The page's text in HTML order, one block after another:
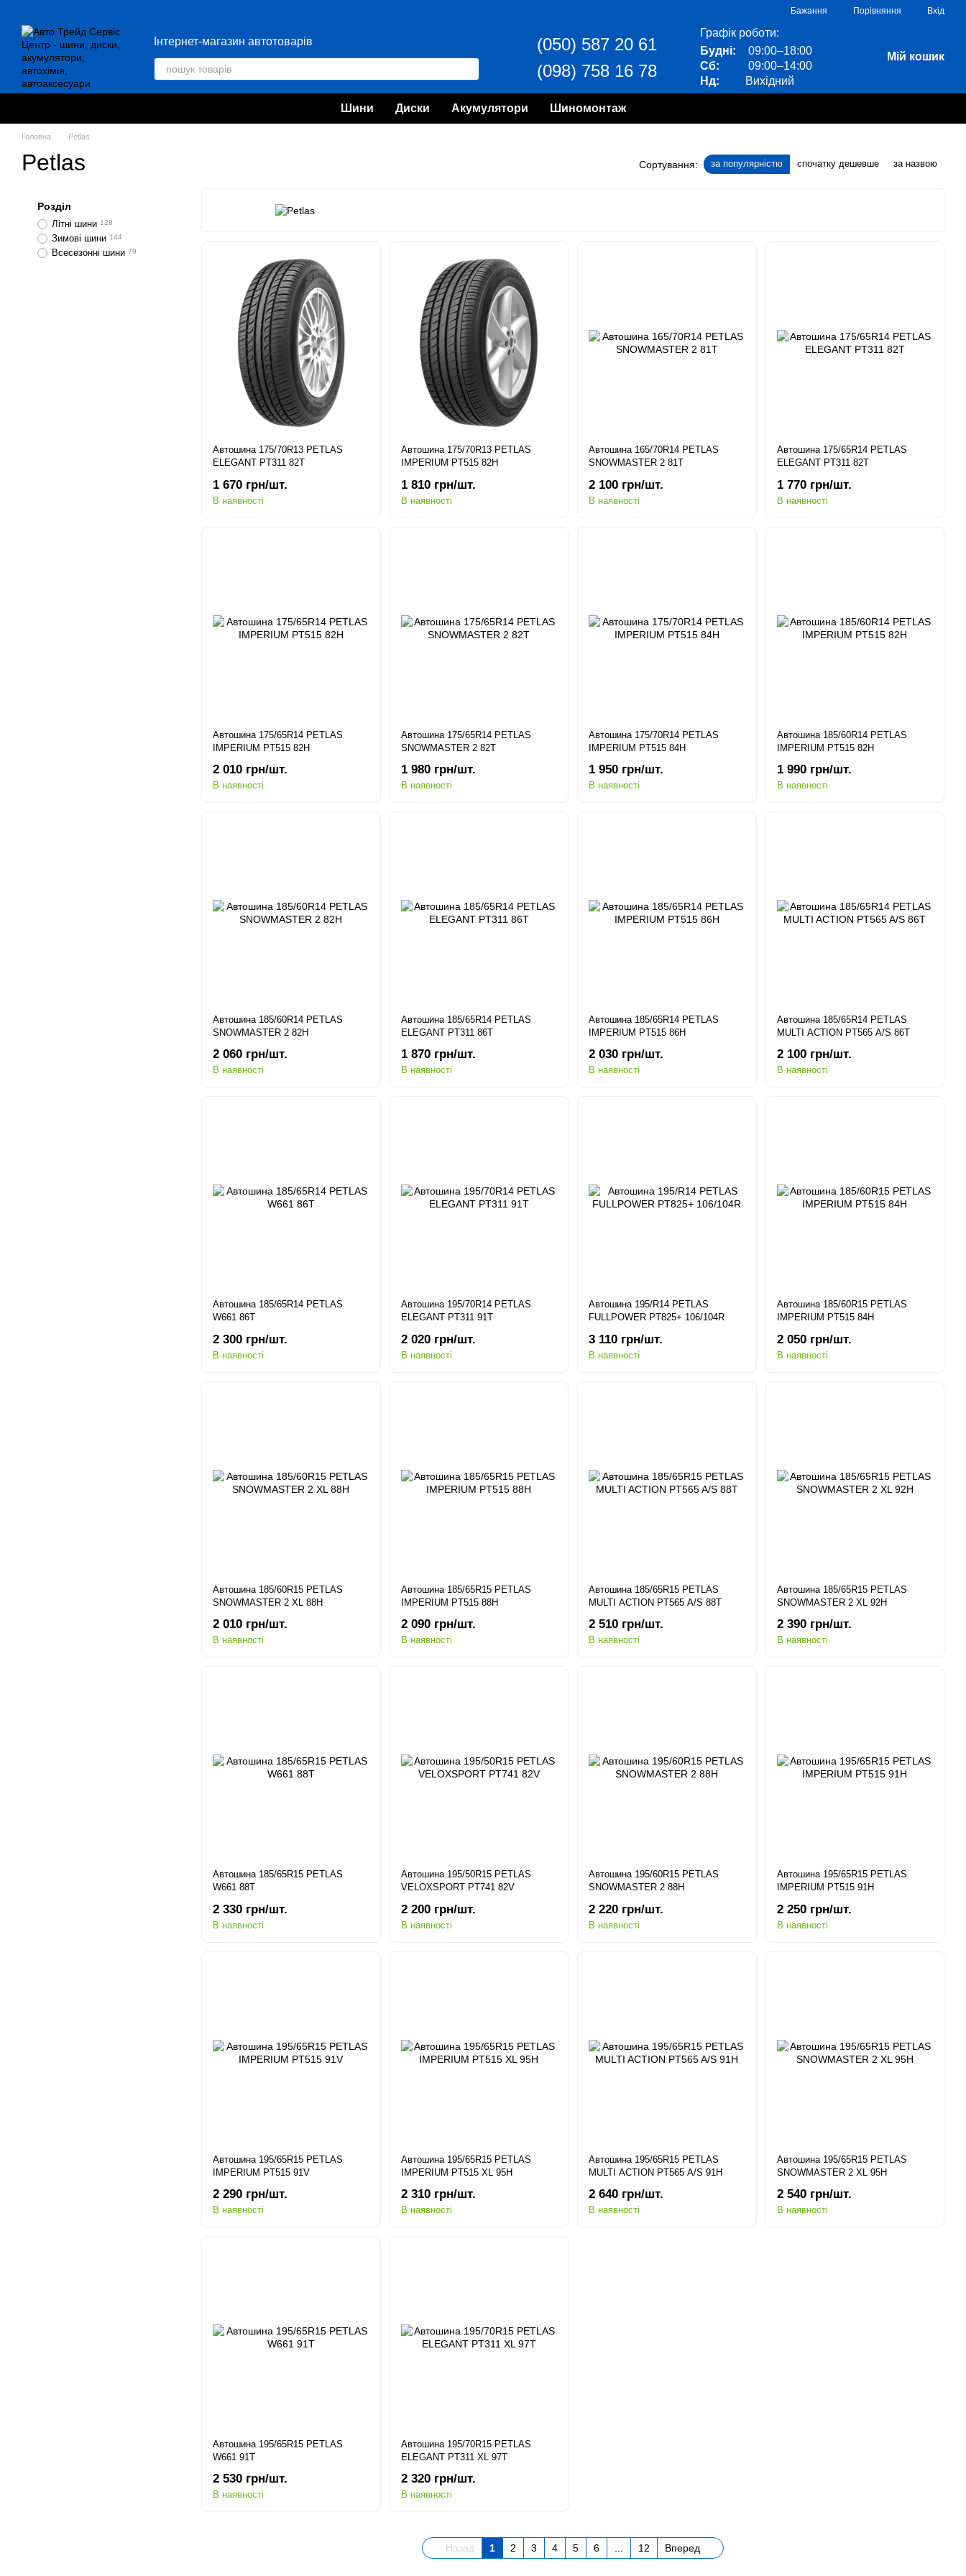
Бажання Порівняння Вхід
Інтернет-магазин автотоварів
(050) 587 20 61
(098) 758 16 78
Графік роботи:
Будні:
09:00–18:00
Сб:
09:00–14:00
Нд:
Вихідний
Мій кошик
Шини Диски Акумулятори Шиномонтаж
Головна Petlas
Petlas Сортування: за популярністю спочатку дешевше за назвою
Автошина 175/70R13 PETLAS
ELEGANT PT311 82T
1 670 грн/шт.
В наявності
Автошина 175/70R13 PETLAS
IMPERIUM PT515 82H
1 810 грн/шт.
В наявності
Автошина 165/70R14 PETLAS
SNOWMASTER 2 81T
2 100 грн/шт.
В наявності
Автошина 175/65R14 PETLAS
ELEGANT PT311 82T
1 770 грн/шт.
В наявності
Автошина 175/65R14 PETLAS
IMPERIUM PT515 82H
2 010 грн/шт.
В наявності
Автошина 175/65R14 PETLAS
SNOWMASTER 2 82T
1 980 грн/шт.
В наявності
Автошина 175/70R14 PETLAS
IMPERIUM PT515 84H
1 950 грн/шт.
В наявності
Автошина 185/60R14 PETLAS
IMPERIUM PT515 82H
1 990 грн/шт.
В наявності
Автошина 185/60R14 PETLAS
SNOWMASTER 2 82H
2 060 грн/шт.
В наявності
Автошина 185/65R14 PETLAS
ELEGANT PT311 86T
1 870 грн/шт.
В наявності
Автошина 185/65R14 PETLAS
IMPERIUM PT515 86H
2 030 грн/шт.
В наявності
Автошина 185/65R14 PETLAS
MULTI ACTION PT565 A/S 86T
2 100 грн/шт.
В наявності
Автошина 185/65R14 PETLAS
W661 86T
2 300 грн/шт.
В наявності
Автошина 195/70R14 PETLAS
ELEGANT PT311 91T
2 020 грн/шт.
В наявності
Автошина 195/R14 PETLAS
FULLPOWER PT825+ 106/104R
3 110 грн/шт.
В наявності
Автошина 185/60R15 PETLAS
IMPERIUM PT515 84H
2 050 грн/шт.
В наявності
Автошина 185/60R15 PETLAS
SNOWMASTER 2 XL 88H
2 010 грн/шт.
В наявності
Автошина 185/65R15 PETLAS
IMPERIUM PT515 88H
2 090 грн/шт.
В наявності
Автошина 185/65R15 PETLAS
MULTI ACTION PT565 A/S 88T
2 510 грн/шт.
В наявності
Автошина 185/65R15 PETLAS
SNOWMASTER 2 XL 92H
2 390 грн/шт.
В наявності
Автошина 185/65R15 PETLAS
W661 88T
2 330 грн/шт.
В наявності
Автошина 195/50R15 PETLAS
VELOXSPORT PT741 82V
2 200 грн/шт.
В наявності
Автошина 195/60R15 PETLAS
SNOWMASTER 2 88H
2 220 грн/шт.
В наявності
Автошина 195/65R15 PETLAS
IMPERIUM PT515 91H
2 250 грн/шт.
В наявності
Автошина 195/65R15 PETLAS
IMPERIUM PT515 91V
2 290 грн/шт.
В наявності
Автошина 195/65R15 PETLAS
IMPERIUM PT515 XL 95H
2 310 грн/шт.
В наявності
Автошина 195/65R15 PETLAS
MULTI ACTION PT565 A/S 91H
2 640 грн/шт.
В наявності
Автошина 195/65R15 PETLAS
SNOWMASTER 2 XL 95H
2 540 грн/шт.
В наявності
Автошина 195/65R15 PETLAS
W661 91T
2 530 грн/шт.
В наявності
Автошина 195/70R15 PETLAS
ELEGANT PT311 XL 97T
2 320 грн/шт.
В наявності
Назад 1 2 3 4 5 6 ... 12 Вперед
Розділ
Літні шини 128
Зимові шини 144
Всесезонні шини 79